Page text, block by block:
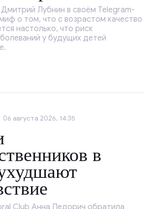
Дмитрий Лубнин в своём Telegram-
о том, что с возрастом качество
настолько, что риск
у будущих детей
06 августа 2026, 14:35
в
Club Анна Педорич обратила